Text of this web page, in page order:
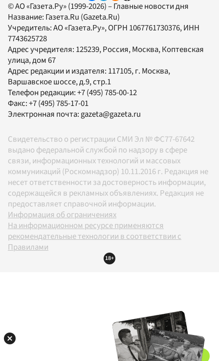
© АО «Газета.Ру» (1999-2026) – Главные новости дня
Название: Газета.Ru (Gazeta.Ru)
Учредитель:АО «Газета.Ру», ОГРН 1067761730376, ИНН
7743625728
Адрес учредителя: 125239, Россия, Москва, Коптевская
улица, дом 67
Адрес редакции и издателя: 117105, г. Москва,
Варшавское шоссе, д.9, стр.1
Телефон редакции:+7 (495) 785-00-12
Факс:+7 (495) 785-17-01
Электронная почта:gazeta@gazeta.ru
Свидетельство о регистрации СМИ Эл № ФС77-67642
выдано федеральной службой по надзору в сфере
связи, информационных технологий и массовых
коммуникаций (Роскомнадзор) 10.11.2016 г. Редакция не
несет ответственности за достоверность информации,
содержащейся в рекламных объявлениях. Редакция не
предоставляет справочной информации.
Информация об ограничениях
На информационном ресурсе применяются
рекомендательные технологии в соответствии с
Правилами
18+